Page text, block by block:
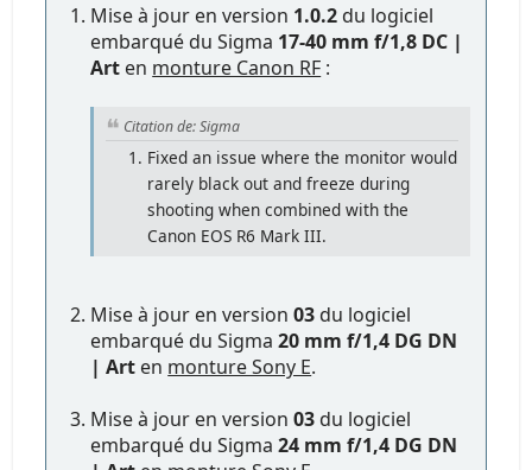
Mise à jour en version 1.0.2 du logiciel
embarqué du Sigma 17-40 mm f/1,8 DC |
Art en monture Canon RF :
Citation de: Sigma
Fixed an issue where the monitor would
rarely black out and freeze during
shooting when combined with the
Canon EOS R6 Mark III.
Mise à jour en version03 du logiciel
embarqué du Sigma20 mm f/1,4 DG DN
| Art en monture Sony E.
Mise à jour en version03 du logiciel
embarqué du Sigma24 mm f/1,4 DG DN